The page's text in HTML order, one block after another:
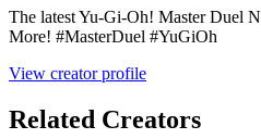
The latest Yu-Gi-Oh! Master Duel
More! #MasterDuel #YuGiOh
View creator profile
Related Creators